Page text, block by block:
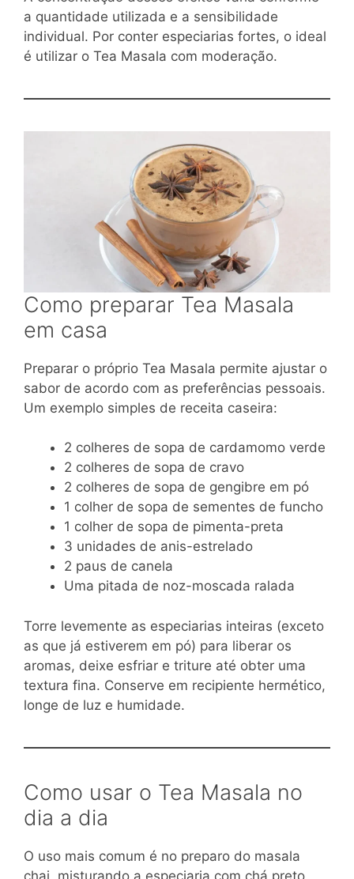
a quantidade utilizada e a sensibilidade
individual. Por conter especiarias fortes, o ideal
é utilizar o Tea Masala com moderação.
Como preparar Tea Masala
em casa
Preparar o próprio Tea Masala permite ajustar o
sabor de acordo com as preferências pessoais.
Um exemplo simples de receita caseira:
2 colheres de sopa de cardamomo verde
2 colheres de sopa de cravo
2 colheres de sopa de gengibre em pó
1 colher de sopa de sementes de funcho
1 colher de sopa de pimenta-preta
3 unidades de anis-estrelado
2 paus de canela
Uma pitada de noz-moscada ralada
Torre levemente as especiarias inteiras (exceto
as que já estiverem em pó) para liberar os
aromas, deixe esfriar e triture até obter uma
textura fina. Conserve em recipiente hermético,
longe de luz e humidade.
Como usar o Tea Masala no
dia a dia
O uso mais comum é no preparo do masala
chai, misturando a especiaria com chá preto,